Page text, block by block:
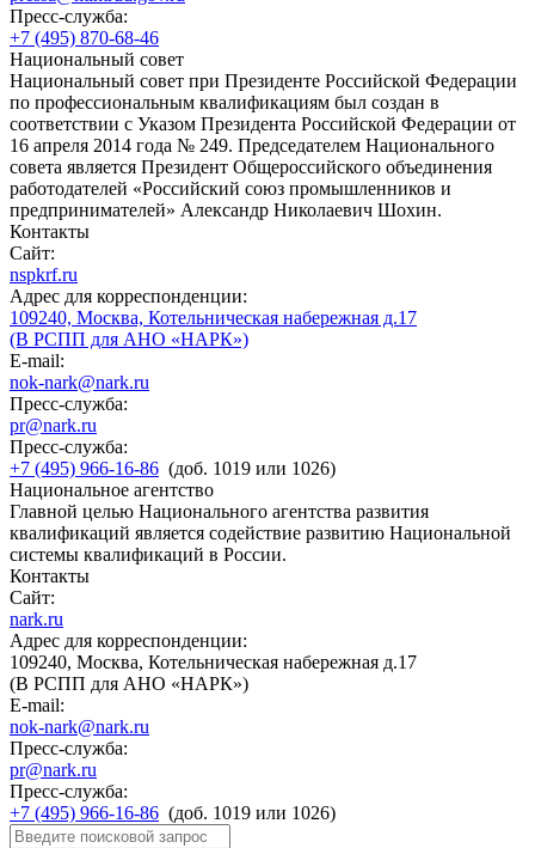
Пресс-служба:
+7 (495) 870-68-46
Национальный совет
Национальный совет при Президенте Российской Федерации
по профессиональным квалификациям был создан в
соответствии с Указом Президента Российской Федерации от
16 апреля 2014 года № 249. Председателем Национального
совета является Президент Общероссийского объединения
работодателей «Российский союз промышленников и
предпринимателей» Александр Николаевич Шохин.
Контакты
Сайт:
nspkrf.ru
Адрес для корреспонденции:
109240, Москва, Котельническая набережная д.17
(В РСПП для АНО «НАРК»)
E-mail:
nok-nark@nark.ru
Пресс-служба:
pr@nark.ru
Пресс-служба:
+7 (495) 966-16-86 (доб. 1019 или 1026)
Национальное агентство
Главной целью Национального агентства развития
квалификаций является содействие развитию Национальной
системы квалификаций в России.
Контакты
Сайт:
nark.ru
Адрес для корреспонденции:
109240, Москва, Котельническая набережная д.17
(В РСПП для АНО «НАРК»)
E-mail:
nok-nark@nark.ru
Пресс-служба:
pr@nark.ru
Пресс-служба:
+7 (495) 966-16-86 (доб. 1019 или 1026)